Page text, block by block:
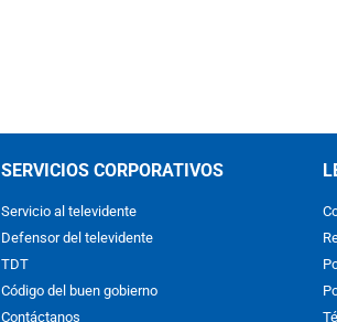
SERVICIOS CORPORATIVOS
Servicio al televidente
Defensor del televidente
TDT
Código del buen gobierno
Contáctanos